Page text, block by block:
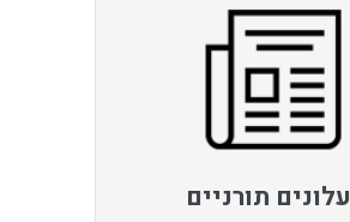
עלונים תורניים